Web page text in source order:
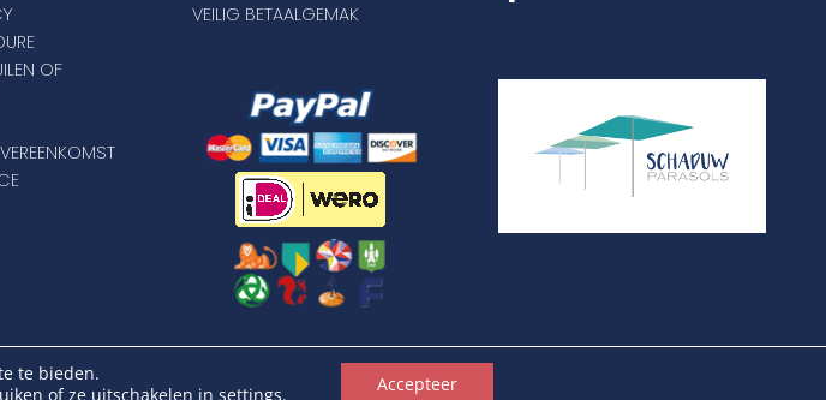
OF
VEILIG BETAALGEMAK
Alle Rechten Voorbehouden
NL821384764B01
te bieden.
of ze uitschakelen insettings. Accepteer